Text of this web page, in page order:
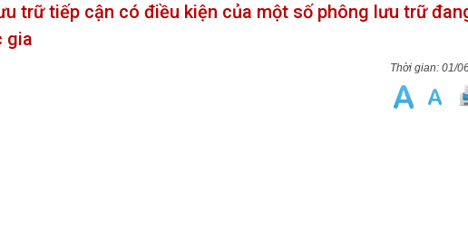
trữ tiếp cận có điều kiện của một số phông lưu trữ
gia
01/